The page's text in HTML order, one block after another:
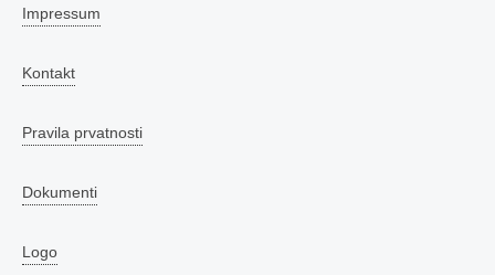
Impressum
Kontakt
Pravila prvatnosti
Dokumenti
Logo